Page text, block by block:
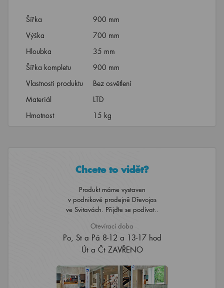
Šířka
900 mm
Výška
700 mm
Hloubka
35 mm
Šířka kompletu
900 mm
Vlastnosti produktu
Bez osvětlení
Materiál
LTD
Hmotnost
15 kg
Chcete to vidět?
Produkt máme vystaven
v podnikové prodejně Dřevojas
ve Svitavách. Přijďte se podívat..
Otevírací doba
Po, St a Pá 8-12 a 13-17 hod
Út a Čt ZAVŘENO